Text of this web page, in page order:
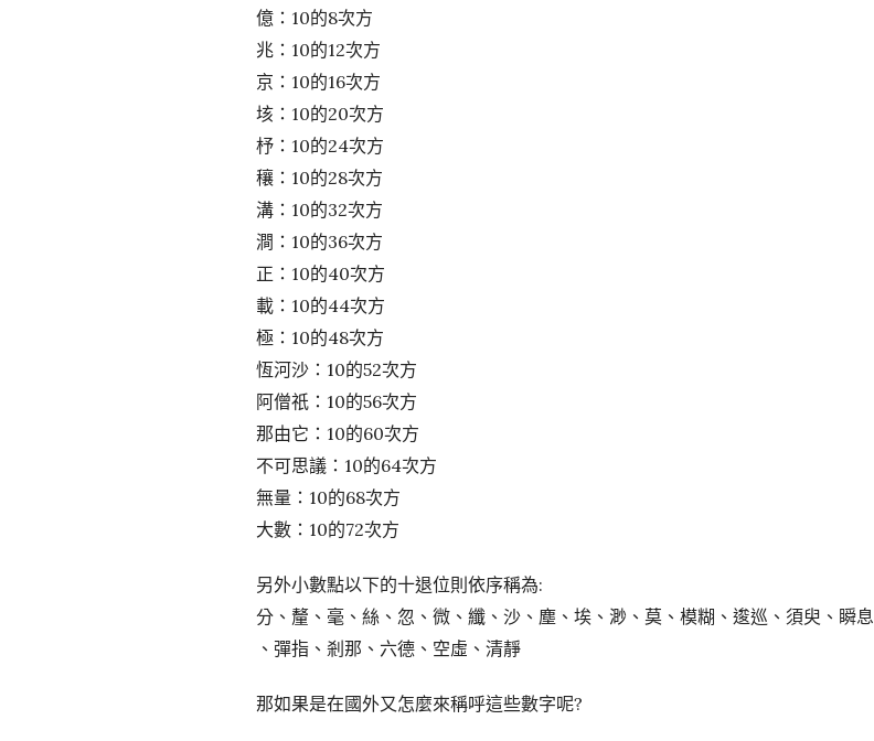
億：10的8次方
兆：10的12次方
京：10的16次方
垓：10的20次方
杼：10的24次方
穰：10的28次方
溝：10的32次方
澗：10的36次方
正：10的40次方
載：10的44次方
極：10的48次方
恆河沙：10的52次方
阿僧祇：10的56次方
那由它：10的60次方
不可思議：10的64次方
無量：10的68次方
大數：10的72次方
另外小數點以下的十退位則依序稱為:
分、釐、毫、絲、忽、微、纖、沙、塵、埃、渺、莫、模糊、逡巡、須臾、瞬息
、彈指、剎那、六德、空虛、清靜
那如果是在國外又怎麼來稱呼這些數字呢?